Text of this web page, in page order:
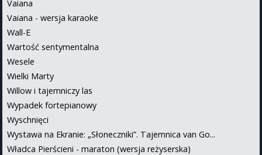
Vaiana
Vaiana - wersja karaoke
Wall-E
Wartość sentymentalna
Wesele
Wielki Marty
Willow i tajemniczy las
Wypadek fortepianowy
Wyschnięci
Wystawa na Ekranie: „Słoneczniki”. Tajemnica van Go...
Władca Pierścieni - maraton (wersja reżyserska)